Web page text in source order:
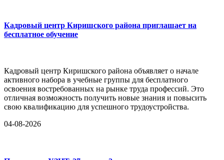
Кадровый центр Киришского района приглашает на
бесплатное обучение
Кадровый центр Киришского района объявляет о начале
активного набора в учебные группы для бесплатного
освоения востребованных на рынке труда профессий. Это
отличная возможность получить новые знания и повысить
свою квалификацию для успешного трудоустройства.
04-08-2026